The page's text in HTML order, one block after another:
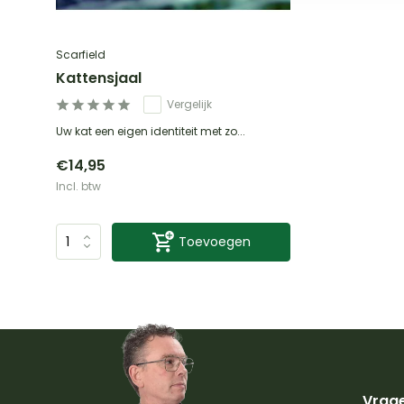
Scarfield
Kattensjaal
Vergelijk
Uw kat een eigen identiteit met zo...
€14,95
Incl. btw
Toevoegen